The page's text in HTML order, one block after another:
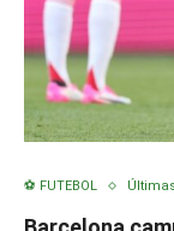
⚽ FUTEBOL